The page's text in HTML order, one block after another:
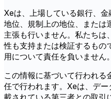
Xeは、上場している銀行、
地位、規制上の地位、または
主張も行いません。私たちは
性も支持または検証するもの
用について責任を負いません。
この情報に基づいて行われ
任で行われます。Xeは、デ